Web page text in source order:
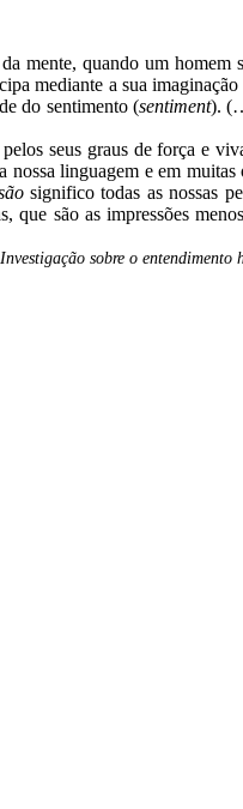
mente, quando um homem
mediante a sua imaginação
do sentimento (sentiment).
seus graus de força e
nossa linguagem e em
significo todas as nossas
são as impressões
Investigação sobre o entendimento